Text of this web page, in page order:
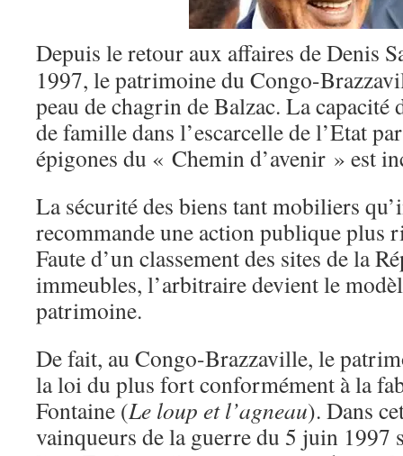
Depuis le retour aux affaires de Denis
1997, le patrimoine du Congo-
peau de chagrin de Balzac. La capacité
de famille dans l’escarcelle de l’Etat
épigones du « Chemin d’avenir » est
La sécurité des biens tant mobiliers
recommande une action publique plus
Faute d’un classement des sites de la
immeubles, l’arbitraire devient le
patrimoine.
De fait, au Congo-Brazzaville, le
la loi du plus fort conformément à la
Fontaine (Le loup et l’agneau). Dans
vainqueurs de la guerre du 5 juin 1997